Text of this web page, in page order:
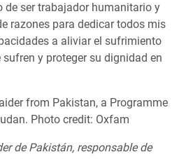
de ser trabajador humanitario y
razones para dedicar todos mis
a aliviar el sufrimiento
y proteger su dignidad en
de Pakistán, responsable de